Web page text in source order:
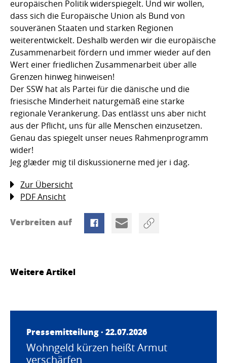
europäischen Politik widerspiegelt. Und wir wollen,
dass sich die Europäische Union als Bund von
souveränen Staaten und starken Regionen
weiterentwickelt. Deshalb werden wir die europäische
Zusammenarbeit fördern und immer wieder auf den
Wert einer friedlichen Zusammenarbeit über alle
Grenzen hinweg hinweisen!
Der SSW hat als Partei für die dänische und die
friesische Minderheit naturgemäß eine starke
regionale Verankerung. Das entlässt uns aber nicht
aus der Pflicht, uns für alle Menschen einzusetzen.
Genau das spiegelt unser neues Rahmenprogramm
wider!
Jeg glæder mig til diskussionerne med jer i dag.
Zur Übersicht
PDF Ansicht
Verbreiten auf
Weitere Artikel
Pressemitteilung · 22.07.2026
Wohngeld kürzen heißt Armut
verschärfen